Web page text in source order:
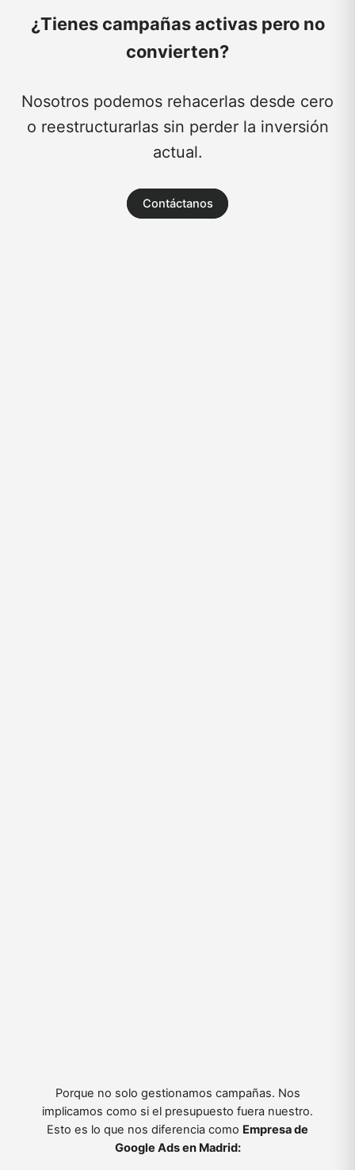
¿Tienes campañas activas pero no
convierten?
Nosotros podemos rehacerlas desde cero
o reestructurarlas sin perder la inversión
actual.
Contáctanos
Porque no solo gestionamos campañas. Nos
implicamos como si el presupuesto fuera nuestro.
Esto es lo que nos diferencia como Empresa de
Google Ads en Madrid: